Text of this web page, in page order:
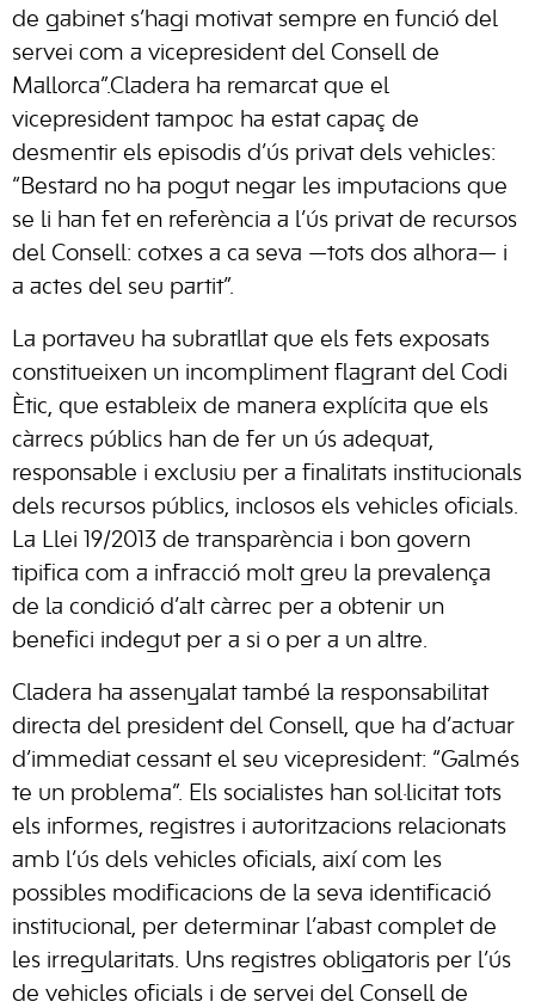
de gabinet s’hagi motivat sempre en funció del
servei com a vicepresident del Consell de
Mallorca”.Cladera ha remarcat que el
vicepresident tampoc ha estat capaç de
desmentir els episodis d’ús privat dels vehicles:
“Bestard no ha pogut negar les imputacions que
se li han fet en referència a l’ús privat de recursos
del Consell: cotxes a ca seva —tots dos alhora— i
a actes del seu partit”.
La portaveu ha subratllat que els fets exposats
constitueixen un incompliment flagrant del Codi
Ètic, que estableix de manera explícita que els
càrrecs públics han de fer un ús adequat,
responsable i exclusiu per a finalitats institucionals
dels recursos públics, inclosos els vehicles oficials.
La Llei 19/2013 de transparència i bon govern
tipifica com a infracció molt greu la prevalença
de la condició d’alt càrrec per a obtenir un
benefici indegut per a si o per a un altre.
Cladera ha assenyalat també la responsabilitat
directa del president del Consell, que ha d’actuar
d’immediat cessant el seu vicepresident: “Galmés
te un problema”. Els socialistes han sol·licitat tots
els informes, registres i autoritzacions relacionats
amb l’ús dels vehicles oficials, així com les
possibles modificacions de la seva identificació
institucional, per determinar l’abast complet de
les irregularitats. Uns registres obligatoris per l’ús
de vehicles oficials i de servei del Consell de